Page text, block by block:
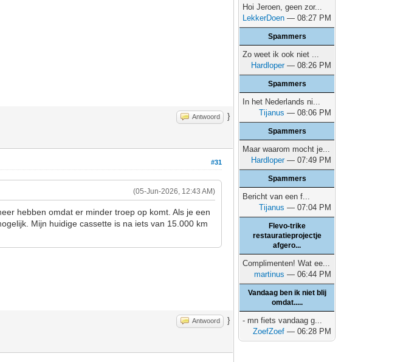
Antwoord }
#31
(05-Jun-2026, 12:43 AM)
hebben omdat er minder troep op komt. Als je een
Mijn huidige cassette is na iets van 15.000 km
Antwoord }
Hoi Jeroen, geen zor...
LekkerDoen — 08:27 PM
Spammers
Zo weet ik ook niet ...
Hardloper— 08:26 PM
Spammers
In het Nederlands ni...
Tijanus — 08:06 PM
Spammers
Maar waarom mocht je...
Hardloper— 07:49 PM
Spammers
Bericht van een f...
Tijanus — 07:04 PM
Flevo-trike
restauratieprojectje
afgero...
Complimenten! Wat ee...
martinus — 06:44 PM
Vandaag ben ik niet blij
omdat.....
- mn fiets vandaag g...
ZoefZoef — 06:28 PM